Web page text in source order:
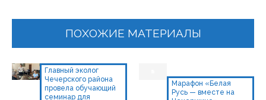
ПОХОЖИЕ МАТЕРИАЛЫ
Главный эколог
Чечерского района
провела обучающий
семинар для
Марафон «Белая
Русь — вместе на